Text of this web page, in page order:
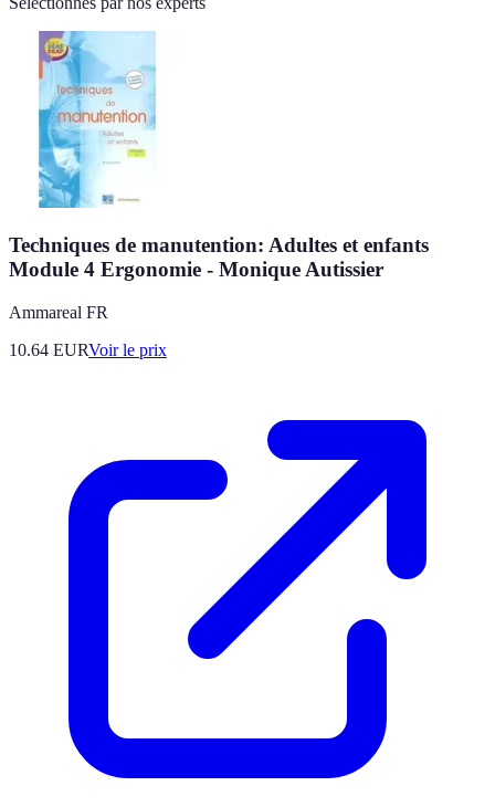
Techniques de manutention: Adultes et enfants
Module 4 Ergonomie - Monique Autissier
Ammareal FR
10.64 EURVoir le prix